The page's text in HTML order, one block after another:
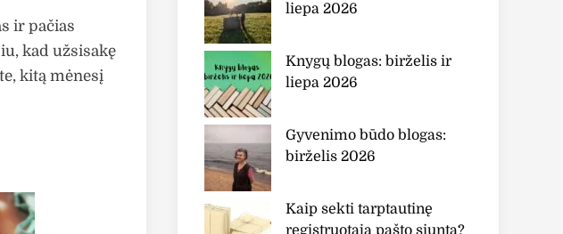
ir pačias
kad užsisakę
kitą mėnesį
liepa 2026
Knygų blogas: birželis ir
liepa 2026
Gyvenimo būdo blogas:
birželis 2026
Kaip sekti tarptautinę
registruotąją pašto siuntą?